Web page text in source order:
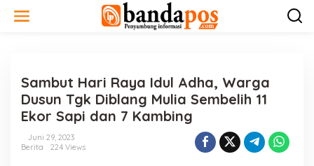
Sambut Hari Raya Idul Adha, Warga
Dusun Tgk Diblang Mulia Sembelih 11
Ekor Sapi dan 7 Kambing
Juni 29, 2023
Berita
224 Views